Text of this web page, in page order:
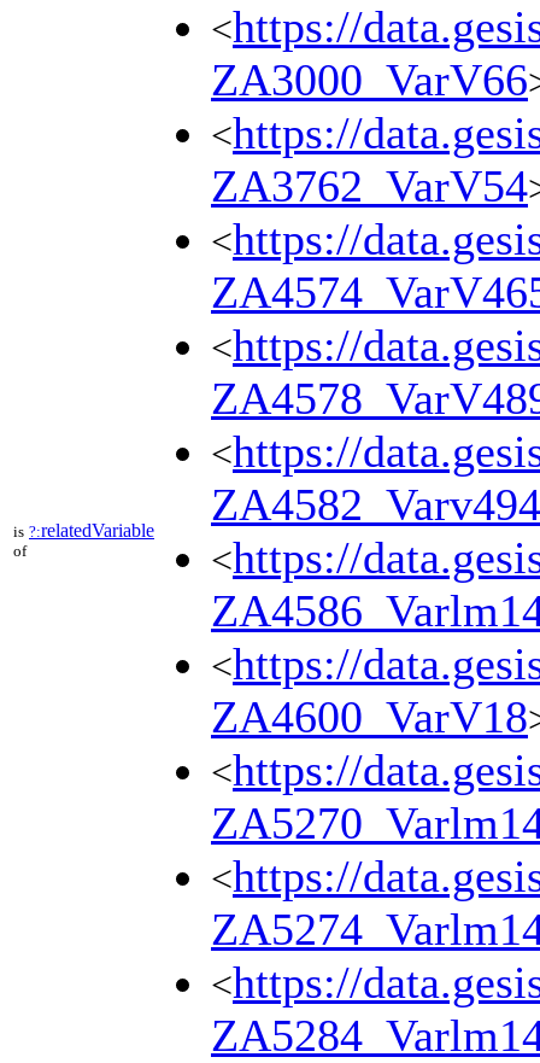
is ?:relatedVariable
of
<https://
ZA3000_VarV66
<https://
ZA3762_VarV54
<https://
<https://
<https://
ZA4582_Varv494
<https://
<https://
ZA4600_VarV18
<https://
<https://
<https://